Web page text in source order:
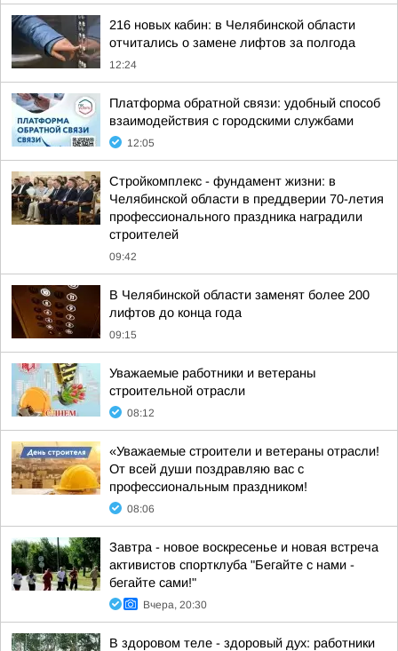
216 новых кабин: в Челябинской области
отчитались о замене лифтов за полгода
12:24
Платформа обратной связи: удобный способ
взаимодействия с городскими службами
12:05
Стройкомплекс - фундамент жизни: в
Челябинской области в преддверии 70-летия
профессионального праздника наградили
строителей
09:42
В Челябинской области заменят более 200
лифтов до конца года
09:15
Уважаемые работники и ветераны
строительной отрасли
08:12
«Уважаемые строители и ветераны отрасли!
От всей души поздравляю вас с
профессиональным праздником!
08:06
Завтра - новое воскресенье и новая встреча
активистов спортклуба "Бегайте с нами -
бегайте сами!"
Вчера, 20:30
В здоровом теле - здоровый дух: работники